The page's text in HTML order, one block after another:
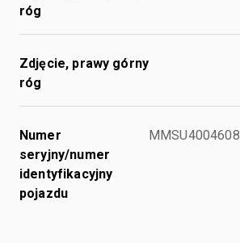
róg
Zdjęcie, prawy górny
róg
Numer
seryjny/numer
identyfikacyjny
pojazdu
MMSU4004608